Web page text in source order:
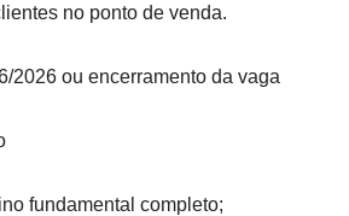
no ponto de venda.
2026 ou encerramento da vaga
fundamental completo;